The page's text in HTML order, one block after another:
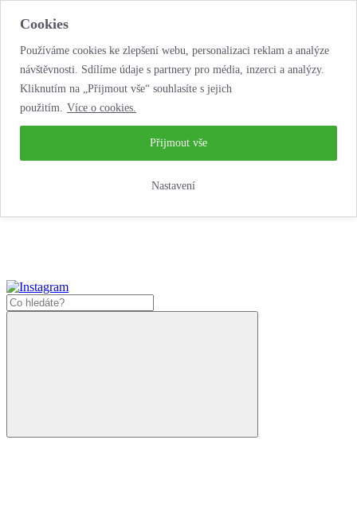
Cookies
Používáme cookies ke zlepšení webu, personalizaci reklam a analýze
návštěvnosti. Sdílíme údaje s partnery pro média, inzerci a analýzy.
Kliknutím na „Přijmout vše“ souhlasíte s jejich
použitím. Více o cookies.
Nastavení
Přijmout vše
...neobyčejná jízda životem!